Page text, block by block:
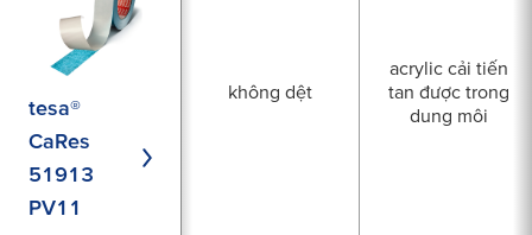
tesa®
CaRes
51913
PV11
không dệt
acrylic cải tiến
tan được trong
dung môi